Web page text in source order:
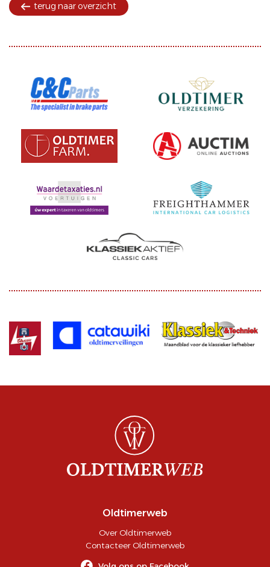
terug naar overzicht
Oldtimerweb
Over Oldtimerweb
Contacteer Oldtimerweb